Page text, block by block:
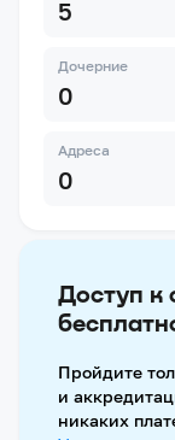
5
Дочерние
0
Адреса
0
Доступ к
Пройдите
и
никаких